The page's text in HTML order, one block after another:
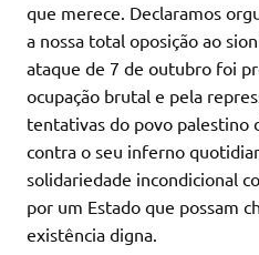
que merece. Declaramos
a nossa total oposição ao
ataque de 7 de outubro foi
ocupação brutal e pela
tentativas do povo palestino
contra o seu inferno
solidariedade incondicional
por um Estado que possam
existência digna.